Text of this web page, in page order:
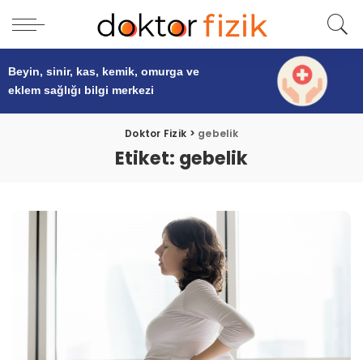
Beyin, sinir, kas, kemik, omurga ve
eklem sağlığı bilgi merkezi
Doktor Fizik > gebelik
Etiket: gebelik